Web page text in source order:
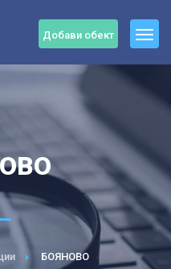
Добави обект
БОЯНОВО